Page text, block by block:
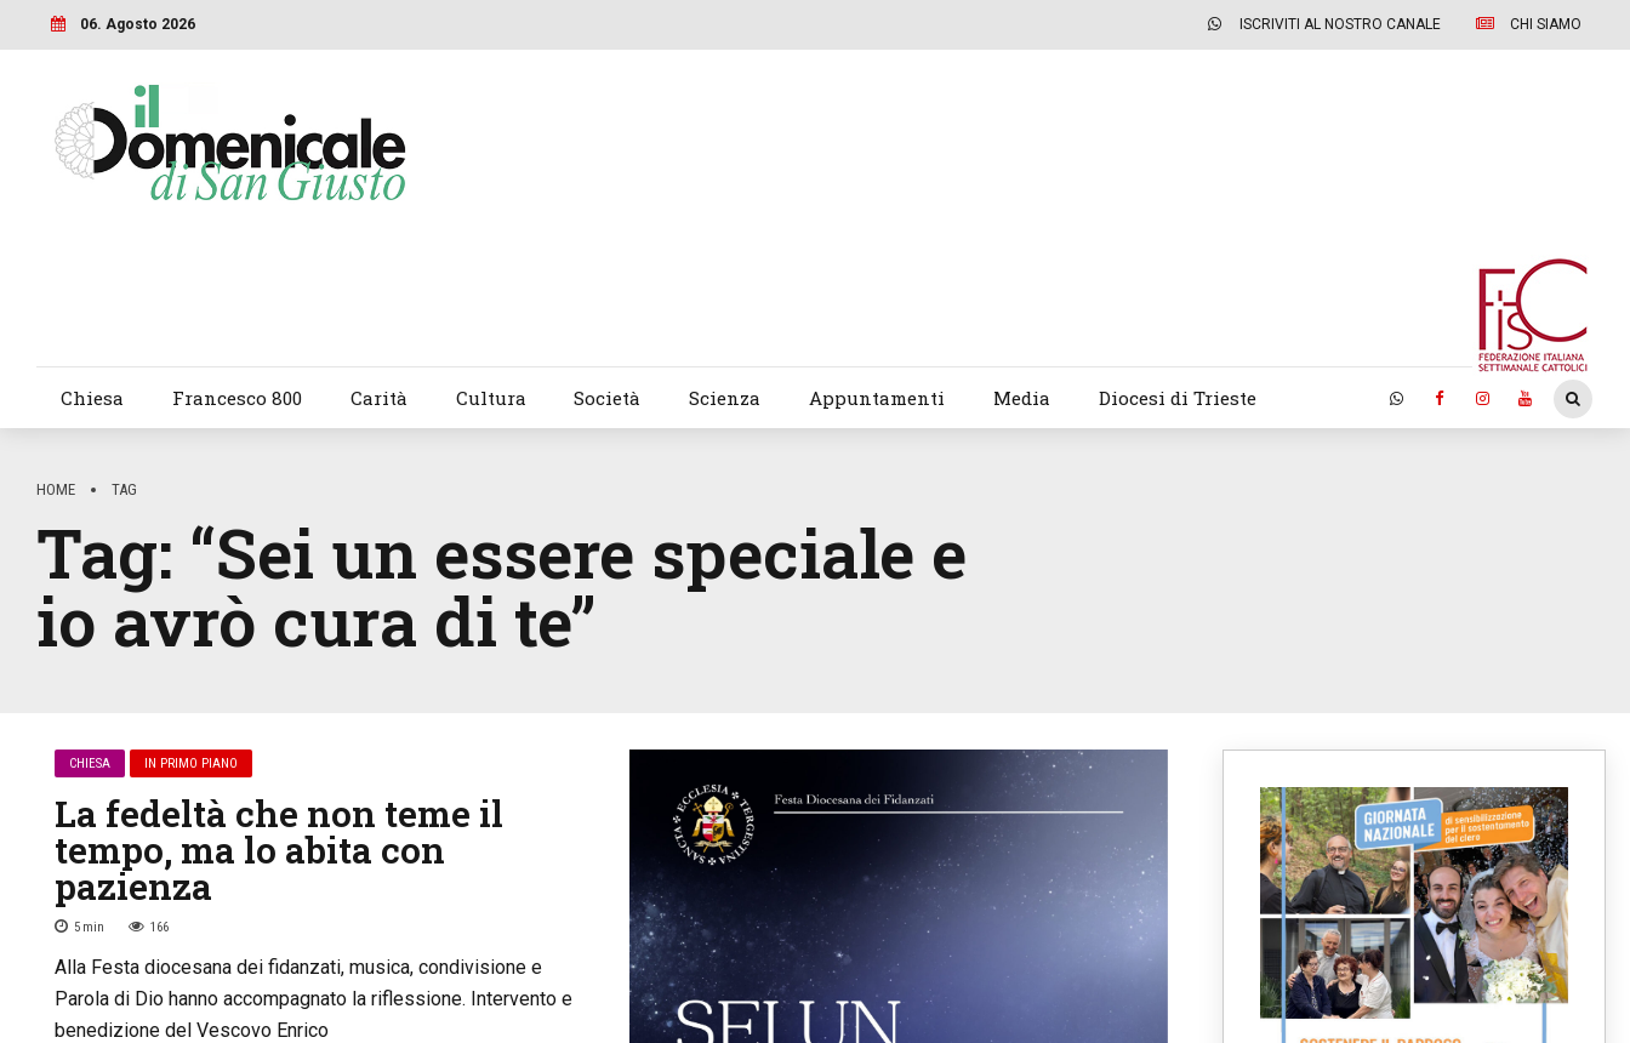
06. Agosto 2026 ISCRIVITI AL NOSTRO CANALE CHI SIAMO
Chiesa Francesco 800 Carità Cultura Società Scienza Appuntamenti Media Diocesi di Trieste
HOME TAG
Tag: “Sei un essere speciale e
io avrò cura di te”
CHIESA IN PRIMO PIANO
La fedeltà che non teme il
tempo, ma lo abita con
pazienza
5 min 166
Alla Festa diocesana dei fidanzati, musica, condivisione e
Parola di Dio hanno accompagnato la riflessione. Intervento e
benedizione del Vescovo Enrico